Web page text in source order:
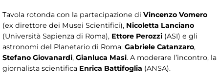
Tavola rotonda con la partecipazione di Vincenzo Vomero
(ex direttore dei Musei Scientifici), Nicoletta Lanciano
(Università Sapienza di Roma), Ettore Perozzi (ASI) e gli
astronomi del Planetario di Roma: Gabriele Catanzaro,
Stefano Giovanardi, Gianluca Masi. A moderare l’incontro, la
giornalista scientifica Enrica Battifoglia (ANSA).